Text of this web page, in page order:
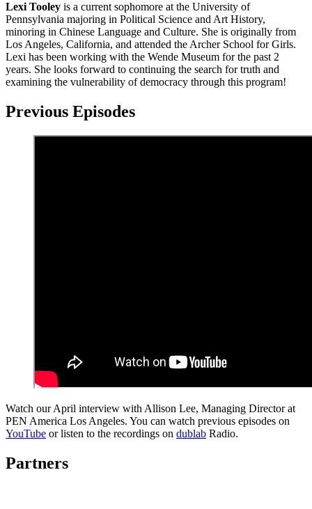
Lexi Tooley is a current sophomore at the University of
Pennsylvania majoring in Political Science and Art History,
minoring in Chinese Language and Culture. She is originally from
Los Angeles, California, and attended the Archer School for Girls.
Lexi has been working with the Wende Museum for the past 2
years. She looks forward to continuing the search for truth and
examining the vulnerability of democracy through this program!
Previous Episodes
Watch our April interview with Allison Lee, Managing Director at
PEN America Los Angeles. You can watch previous episodes on
YouTube or listen to the recordings on dublab Radio.
Partners